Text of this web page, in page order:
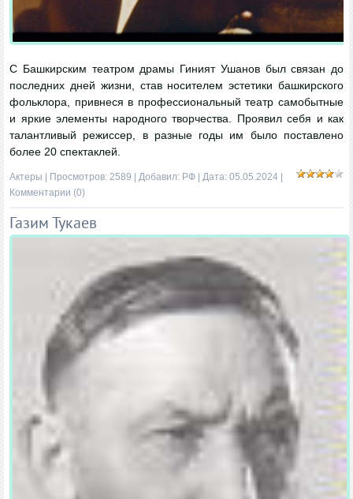
С Башкирским театром драмы Гиният Ушанов был связан до
последних дней жизни, став носителем эстетики башкирского
фольклора, привнеся в профессиональный театр самобытные
и яркие элементы народного творчества. Проявил себя и как
талантливый режиссер, в разные годы им было поставлено
более 20 спектаклей.
Актеры | Просмотров: 2589 | Добавил: РФ | Дата: 05.05.2024
Комментарии (0)
Газим Тукаев